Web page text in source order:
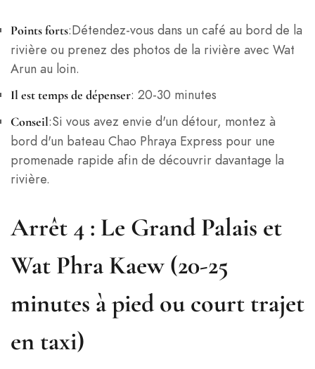
Points forts:Détendez-vous dans un café au bord de la
rivière ou prenez des photos de la rivière avec Wat
Arun au loin.
Il est temps de dépenser: 20-30 minutes
Conseil:Si vous avez envie d'un détour, montez à
bord d'un bateau Chao Phraya Express pour une
promenade rapide afin de découvrir davantage la
rivière.
Arrêt 4 : Le Grand Palais et
Wat Phra Kaew (20-25
minutes à pied ou court trajet
en taxi)